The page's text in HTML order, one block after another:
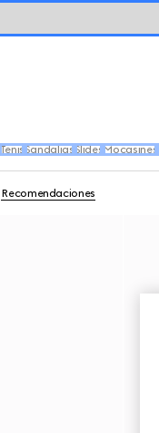
Tenis Sandalias Slides Mocasines
Recomendaciones